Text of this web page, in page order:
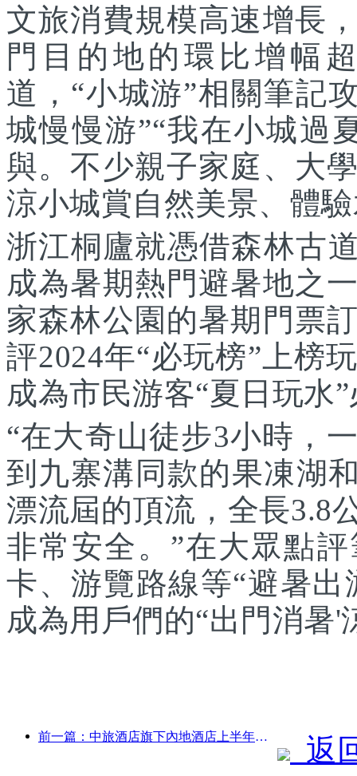
文旅消費規模高速增長
門目的地的環比增幅
道，“小城游”相關筆記
城慢慢游”“我在小城過
與。不少親子家庭、大
涼小城賞自然美景、體
浙江桐廬就憑借森林古
成為暑期熱門避暑地之
家森林公園的暑期門票
評2024年“必玩榜”上
成為市民游客“夏日玩水
“在大奇山徒步3小時，
到九寨溝同款的果凍湖
漂流屆的頂流，全長3.8
非常安全。”在大眾點
卡、游覽路線等“避暑
成為用戶們的“出門消暑'
前一篇：中旅酒店旗下內地酒店上半年接待外賓同比增長67%
返